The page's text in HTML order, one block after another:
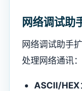
网络调试助
网络调试助手
处理网络通讯：
ASCII/HEX